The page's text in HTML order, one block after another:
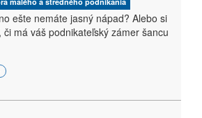
ešte nemáte jasný nápad? Alebo si
má váš podnikateľský zámer šancu